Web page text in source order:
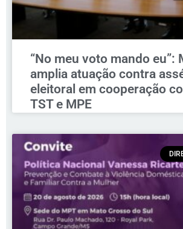
“No meu voto mando eu”:
amplia atuação contra
eleitoral em cooperação
TST e MPE